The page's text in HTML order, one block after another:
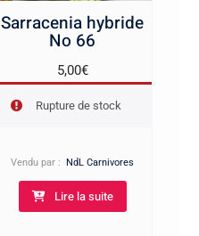
Sarracenia hybride
No 66
5,00€
Rupture de stock
Vendu par : NdL Carnivores
Lire la suite